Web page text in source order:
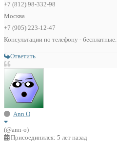
+7 (812) 98-332-98
Москва
+7 (905) 223-12-47
Консультации по телефону - бесплатные.
Ответить
Ann O
(@ann-o)
Присоединился: 5 лет назад